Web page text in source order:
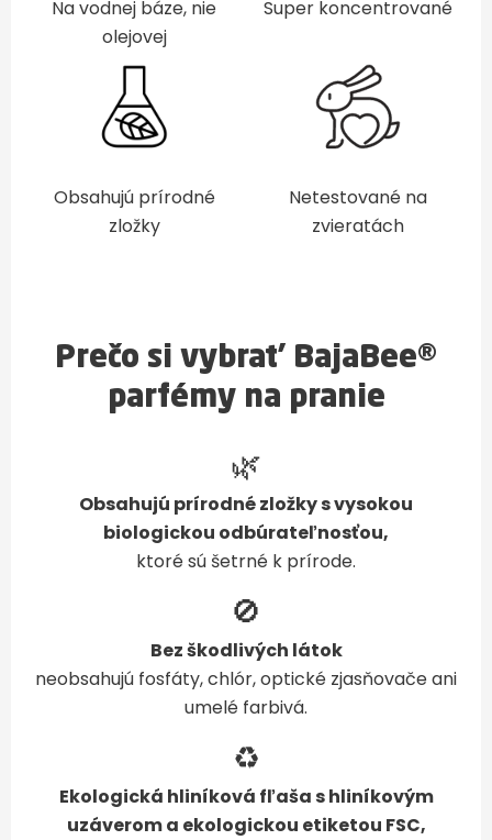
Na vodnej báze, nie
olejovej
Super koncentrované
Obsahujú prírodné
zložky
Netestované na
zvieratách
Prečo si vybrať BajaBee®
parfémy na pranie
🌿
Obsahujú prírodné zložky s vysokou
biologickou odbúrateľnosťou,
ktoré sú šetrné k prírode.
🚫
Bez škodlivých látok
neobsahujú fosfáty, chlór, optické zjasňovače ani
umelé farbivá.
♻️
Ekologická hliníková fľaša s hliníkovým
uzáverom a ekologickou etiketou FSC,